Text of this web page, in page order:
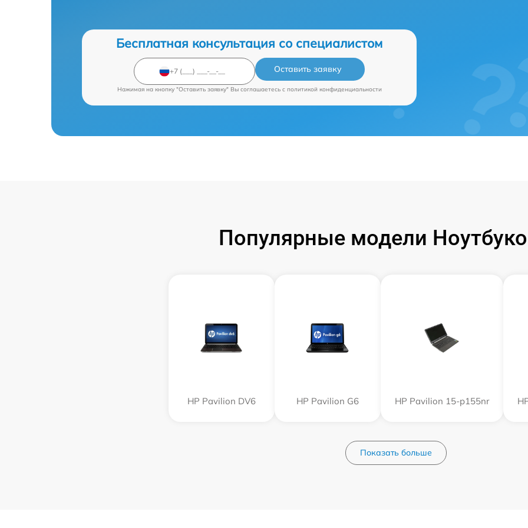
Бесплатная консультация со специалистом
Оставить заявку
Нажимая на кнопку "Оставить заявку" Вы соглашаетесь c политикой конфиденциальности
Популярные модели
HP Pavilion DV6 HP Pavilion G6 HP Pavilion 15-p155nr
Показать больше